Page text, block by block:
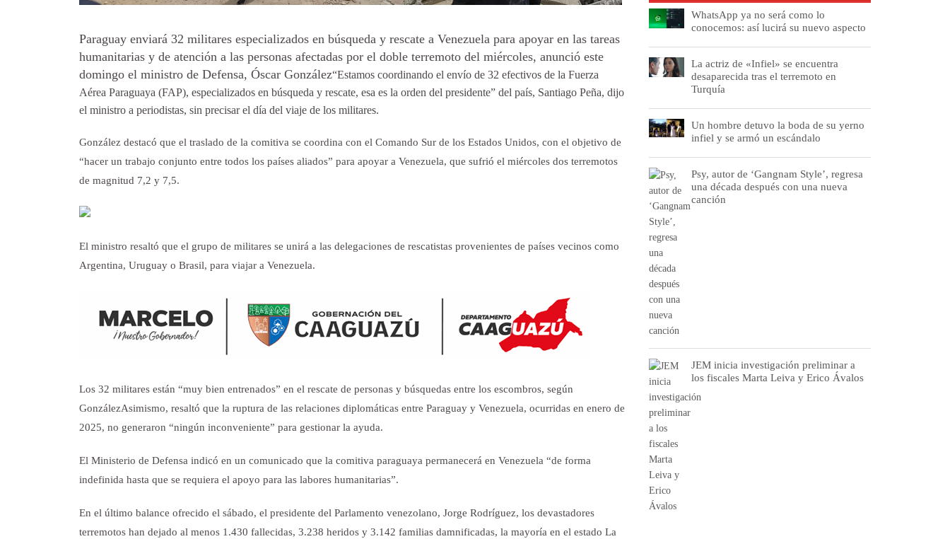
Paraguay enviará 32 militares especializados en búsqueda y rescate a Venezuela para apoyar en las tareas
humanitarias y de atención a las personas afectadas por el doble terremoto del miércoles, anunció este
domingo el ministro de Defensa, Óscar González“Estamos coordinando el envío de 32 efectivos de la Fuerza
Aérea Paraguaya (FAP), especializados en búsqueda y rescate, esa es la orden del presidente” del país, Santiago Peña, dijo
el ministro a periodistas, sin precisar el día del viaje de los militares.
González destacó que el traslado de la comitiva se coordina con el Comando Sur de los Estados Unidos, con el objetivo de
“hacer un trabajo conjunto entre todos los países aliados” para apoyar a Venezuela, que sufrió el miércoles dos terremotos
de magnitud 7,2 y 7,5.
El ministro resaltó que el grupo de militares se unirá a las delegaciones de rescatistas provenientes de países vecinos como
Argentina, Uruguay o Brasil, para viajar a Venezuela.
Los 32 militares están “muy bien entrenados” en el rescate de personas y búsquedas entre los escombros, según
GonzálezAsimismo, resaltó que la ruptura de las relaciones diplomáticas entre Paraguay y Venezuela, ocurridas en enero de
2025, no generaron “ningún inconveniente” para gestionar la ayuda.
El Ministerio de Defensa indicó en un comunicado que la comitiva paraguaya permanecerá en Venezuela “de forma
indefinida hasta que se requiera el apoyo para las labores humanitarias”.
En el último balance ofrecido el sábado, el presidente del Parlamento venezolano, Jorge Rodríguez, los devastadores
terremotos han dejado al menos 1.430 fallecidas, 3.238 heridos y 3.142 familias damnificadas, la mayoría en el estado La
WhatsApp ya no será como lo
conocemos: así lucirá su nuevo aspecto
La actriz de «Infiel» se encuentra
desaparecida tras el terremoto en
Turquía
Un hombre detuvo la boda de su yerno
infiel y se armó un escándalo
Psy, autor de ‘Gangnam Style’, regresa
una década después con una nueva
canción
JEM inicia investigación preliminar a
los fiscales Marta Leiva y Erico Ávalos